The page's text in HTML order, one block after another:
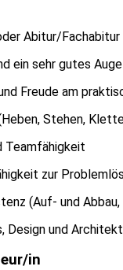
Abitur/Fachabitur
ein sehr gutes
Freude am
Stehen,
Teamfähigkeit
zur
(Auf- und
Design und
in